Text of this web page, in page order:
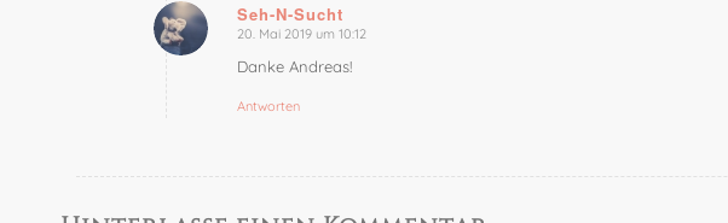
Seh-N-Sucht
sagte:
20. Mai 2019 um 10:12
Danke Andreas!
Antworten